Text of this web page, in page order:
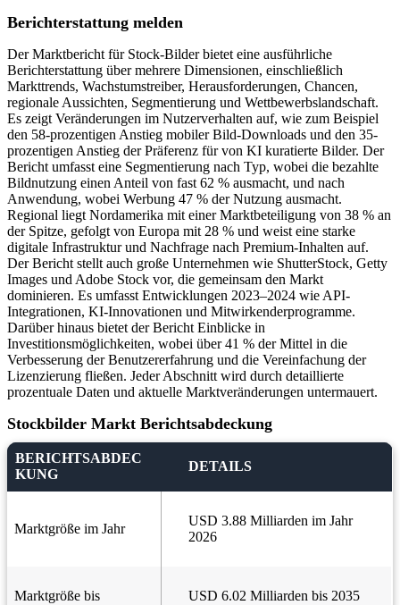
Berichterstattung melden
Der Marktbericht für Stock-Bilder bietet eine ausführliche
Berichterstattung über mehrere Dimensionen, einschließlich
Markttrends, Wachstumstreiber, Herausforderungen, Chancen,
regionale Aussichten, Segmentierung und Wettbewerbslandschaft.
Es zeigt Veränderungen im Nutzerverhalten auf, wie zum Beispiel
den 58-prozentigen Anstieg mobiler Bild-Downloads und den 35-
prozentigen Anstieg der Präferenz für von KI kuratierte Bilder. Der
Bericht umfasst eine Segmentierung nach Typ, wobei die bezahlte
Bildnutzung einen Anteil von fast 62 % ausmacht, und nach
Anwendung, wobei Werbung 47 % der Nutzung ausmacht.
Regional liegt Nordamerika mit einer Marktbeteiligung von 38 % an
der Spitze, gefolgt von Europa mit 28 % und weist eine starke
digitale Infrastruktur und Nachfrage nach Premium-Inhalten auf.
Der Bericht stellt auch große Unternehmen wie ShutterStock, Getty
Images und Adobe Stock vor, die gemeinsam den Markt
dominieren. Es umfasst Entwicklungen 2023–2024 wie API-
Integrationen, KI-Innovationen und Mitwirkenderprogramme.
Darüber hinaus bietet der Bericht Einblicke in
Investitionsmöglichkeiten, wobei über 41 % der Mittel in die
Verbesserung der Benutzererfahrung und die Vereinfachung der
Lizenzierung fließen. Jeder Abschnitt wird durch detaillierte
prozentuale Daten und aktuelle Marktveränderungen untermauert.
Stockbilder Markt Berichtsabdeckung
BERICHTSABDEC
KUNG
DETAILS
Marktgröße im Jahr
USD 3.88 Milliarden im Jahr
2026
Marktgröße bis USD 6.02 Milliarden bis 2035